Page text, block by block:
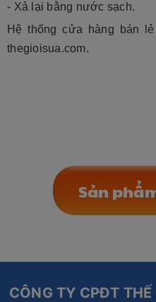
- Xả lại bằng nước sạch.
Hệ thống cửa hàng bán
thegioisua.com.
Sản
CÔNG TY CPĐT